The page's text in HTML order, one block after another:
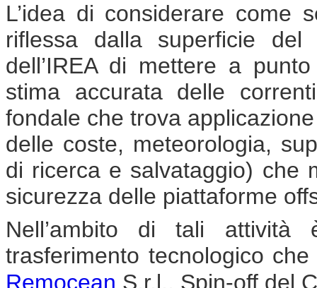
L’idea di considerare come
riflessa dalla superficie
dell’IREA di mettere a
stima accurata delle
fondale che trova
delle coste, meteorologia,
di ricerca e salvataggio) che
sicurezza delle piattaforme
Nell’ambito di tali
trasferimento tecnologico
Remocean S.r.l., Spin-off del